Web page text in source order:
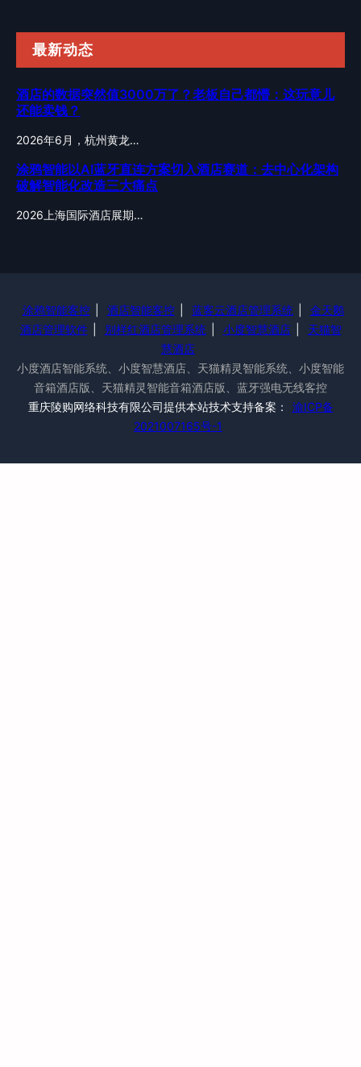
最新动态
酒店的数据突然值3000万了？老板自己都懵：这玩意儿
还能卖钱？
2026年6月，杭州黄龙…
涂鸦智能以AI蓝牙直连方案切入酒店赛道：去中心化架构
破解智能化改造三大痛点
2026上海国际酒店展期…
涂鸦智能客控 酒店智能客控 蓝客云酒店管理系统
金天鹅
酒店管理软件
别样红酒店管理系统 小度智慧酒店
天猫智
慧酒店
小度酒店智能系统、小度智慧酒店、天猫精灵智能系统、小度智能
音箱酒店版、天猫精灵智能音箱酒店版、蓝牙强电无线客控
重庆陵购网络科技有限公司提供本站技术支持备案：
渝ICP备
2021007165号-1